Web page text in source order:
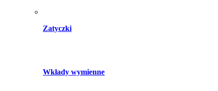
Zatyczki
Wkłady wymienne